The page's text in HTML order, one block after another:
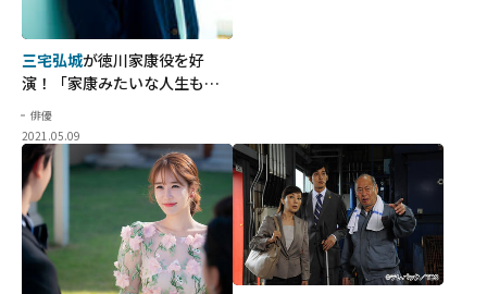
三宅弘城が徳川家康役を好
演！「家康みたいな人生もか
っこいいと思います」
俳優
2021.05.09